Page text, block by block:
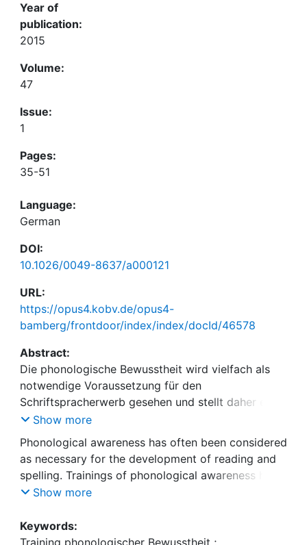
Year of
publication:
2015
Volume:
47
Issue:
1
Pages:
35-51
Language:
German
DOI:
10.1026/0049-8637/a000121
URL:
https://opus4.kobv.de/opus4-
bamberg/frontdoor/index/index/docId/46578
Abstract:
Die phonologische Bewusstheit wird vielfach als
notwendige Voraussetzung für den
Schriftspracherwerb gesehen und stellt daher einen
möglichen Ansatzpunkt für intervenierende
Maßnahmen dar. Die Wirksamkeit von
Trainingsprogrammen wurde jedoch bislang im
deutschen Sprachraum nicht zusammenfassend
geprüft. Fragestellung: Im Rahmen der
vorliegenden Arbeit wurde geprüft, ob ein Training
Kinder effektiv ist, um deren Schriftspracherwerb
Show more
Phonological awareness has often been considered
as necessary for the development of reading and
spelling. Trainings of phonological awareness have
been proven effective in English-speaking
German-speaking countries. Objectives: The
present study aims at summarizing empirical
Show more
Keywords: